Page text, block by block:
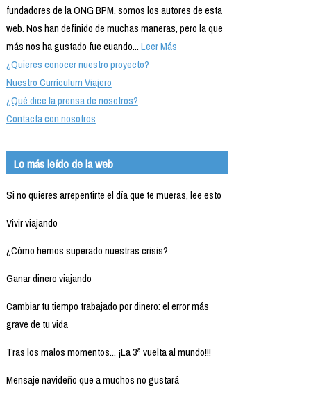
fundadores de la ONG BPM, somos los autores de esta
web. Nos han definido de muchas maneras, pero la que
más nos ha gustado fue cuando...Leer Más
¿Quieres conocer nuestro proyecto?
Nuestro Currículum Viajero
¿Qué dice la prensa de nosotros?
Contacta con nosotros
Lo más leído de la web
Si no quieres arrepentirte el día que te mueras, lee esto
Vivir viajando
¿Cómo hemos superado nuestras crisis?
Ganar dinero viajando
Cambiar tu tiempo trabajado por dinero: el error más
grave de tu vida
Tras los malos momentos... ¡La 3ª vuelta al mundo!!!
Mensaje navideño que a muchos no gustará